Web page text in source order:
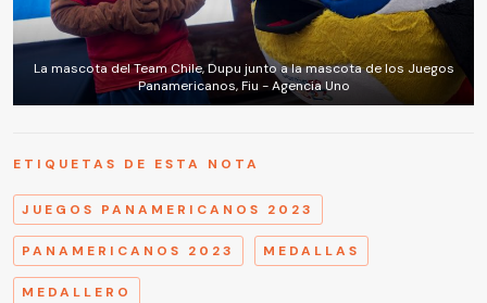
La mascota del Team Chile, Dupu junto a la mascota de los Juegos
Panamericanos, Fiu - Agencia Uno
ETIQUETAS DE ESTA NOTA
JUEGOS PANAMERICANOS 2023
PANAMERICANOS 2023 MEDALLAS
MEDALLERO